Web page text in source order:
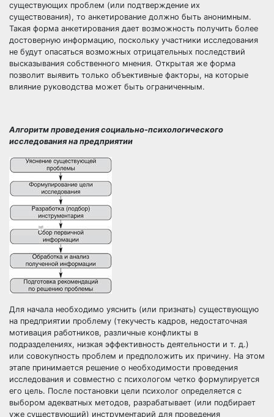
существующих проблем (или подтверждение их
существования), то анкетирование должно быть анонимным.
Такая форма анкетирования дает возможность получить более
достоверную информацию, поскольку участники исследования
не будут опасаться возможных отрицательных последствий
высказывания собственного мнения. Открытая же форма
позволит выявить только объективные факторы, на которые
влияние руководства может быть ограниченным.
Алгоритм проведения социально-психологического
исследования на предприятии
Для начала необходимо уяснить (или признать) существующую
на предприятии проблему (текучесть кадров, недостаточная
мотивация работников, различные конфликты в
подразделениях, низкая эффективность деятельности и т. д.)
или совокупность проблем и предположить их причину. На этом
этапе принимается решение о необходимости проведения
исследования и совместно с психологом четко формулируется
его цель. После постановки цели психолог определяется с
выбором адекватных методов, разрабатывает (или подбирает
уже существующий) инструментарий для проведения